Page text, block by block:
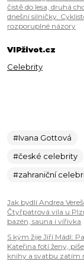
čistě do lesa, druhá
dnešní silničky.
rozporuplné názory
VIPživot.cz
Celebrity
#Ivana Gottová
#české celebrity
#zahraniční
Jak bydlí Andrea
Čtyřpatrová vila u
bazén, sauna i vířivka
S kým žije Jiří Mádl:
Kateřina fotí ženy,
knihy a svatbu zatím